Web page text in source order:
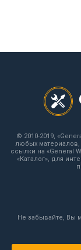
© 2010-2019,
любых материалов,
ссылки на «General
«Каталог», для
Не забывайте, Вы